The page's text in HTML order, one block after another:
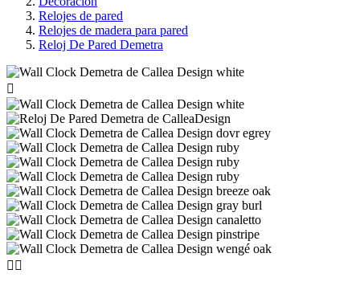
Relojes de pared
Relojes de madera para pared
Reloj De Pared Demetra

 